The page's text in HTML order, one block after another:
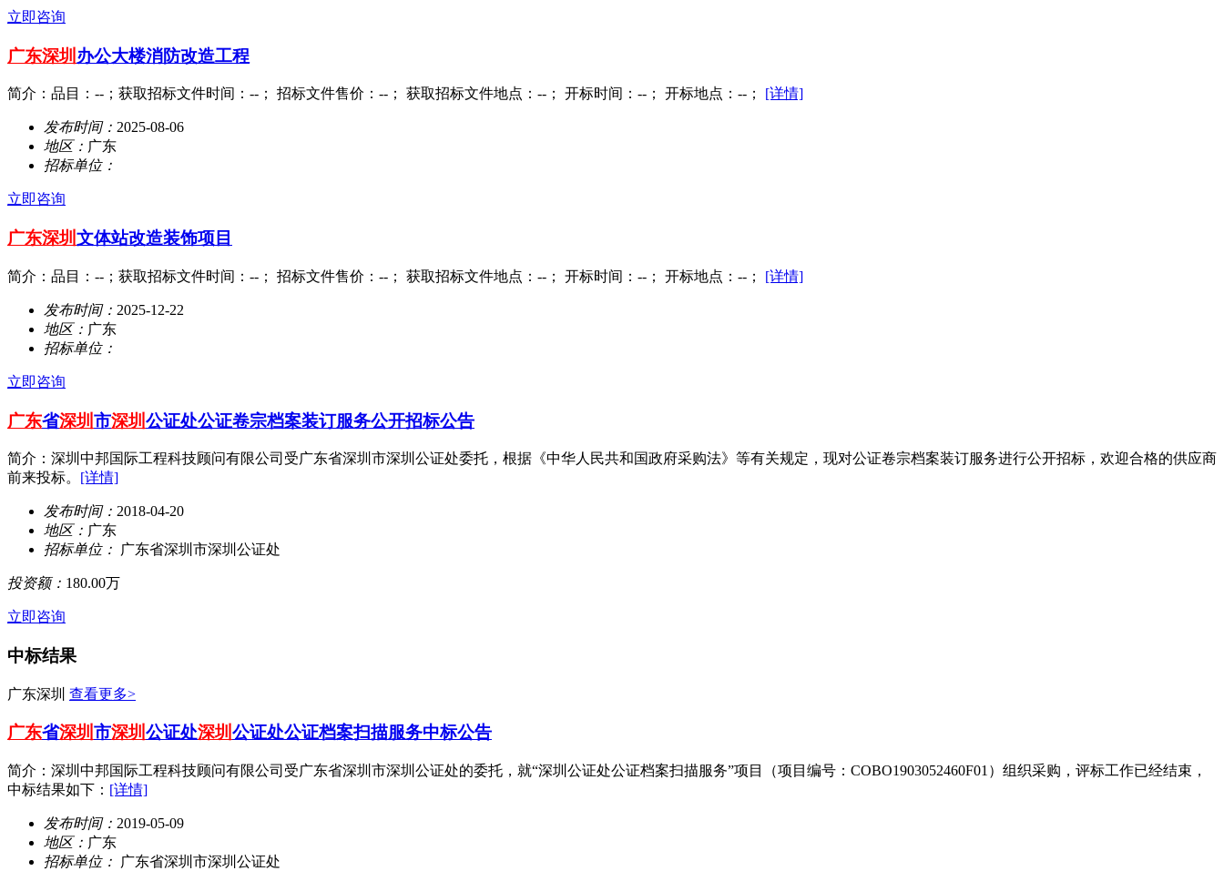
立即咨询
广东深圳 办公大楼消防改造工程
简介：品目：--；获取招标文件时间：--； 招标文件售价：--； 获取招标文件地点：--； 开标时间：--； 开标地点：--； [详情]
发布时间： 2025-08-06
地区： 广东
招标单位：
立即咨询
广东深圳 文体站改造装饰项目
简介：品目：--；获取招标文件时间：--； 招标文件售价：--； 获取招标文件地点：--； 开标时间：--； 开标地点：--； [详情]
发布时间： 2025-12-22
地区： 广东
招标单位：
立即咨询
广东省深圳 市深圳 公证处公证卷宗档案装订服务公开招标公告
简介：深圳中邦国际工程科技顾问有限公司受广东省深圳市深圳公证处委托，根据《中华人民共和国政府采购法》等有关规定，现对公证卷宗档案装订服务进行公开招标，欢迎合格的供应商
前来投标。 [详情]
发布时间： 2018-04-20
地区： 广东
招标单位：
广东省深圳市深圳公证处
投资额： 180.00万
立即咨询
中标结果
广东深圳 查看更多>
广东省深圳 市深圳 公证处深圳 公证处公证档案扫描服务中标公告
简介：深圳中邦国际工程科技顾问有限公司受广东省深圳市深圳公证处的委托，就“深圳公证处公证档案扫描服务”项目（项目编号：COBO1903052460F01）组织采购，评标工作已经结束，
中标结果如下： [详情]
发布时间： 2019-05-09
地区： 广东
招标单位：
广东省深圳市深圳公证处